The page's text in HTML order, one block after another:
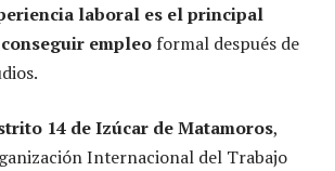
laboral es el principal
empleo formal después de
14 de Izúcar de Matamoros,
Internacional del Trabajo